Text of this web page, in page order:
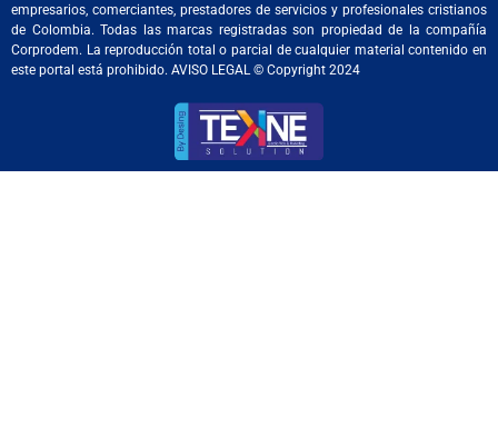
empresarios, comerciantes, prestadores de servicios y profesionales cristianos
de Colombia. Todas las marcas registradas son propiedad de la compañía
Corprodem. La reproducción total o parcial de cualquier material contenido en
este portal está prohibido. AVISO LEGAL © Copyright 2024